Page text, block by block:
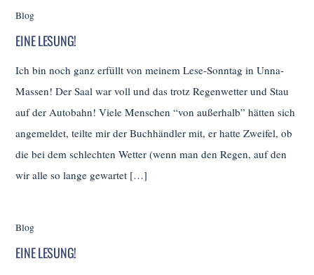
Blog
EINE LESUNG!
Ich bin noch ganz erfüllt von meinem Lese-Sonntag in Unna-
Massen! Der Saal war voll und das trotz Regenwetter und Stau
auf der Autobahn! Viele Menschen “von außerhalb” hätten sich
angemeldet, teilte mir der Buchhändler mit, er hatte Zweifel, ob
die bei dem schlechten Wetter (wenn man den Regen, auf den
wir alle so lange gewartet […]
Blog
EINE LESUNG!